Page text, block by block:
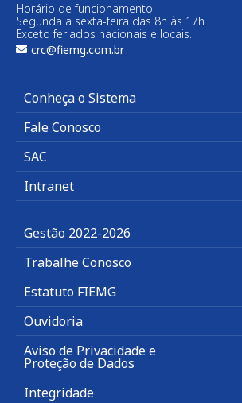
Horário de funcionamento:
Segunda a sexta-feira das 8h às 17h
Exceto feriados nacionais e locais.
crc@fiemg.com.br
Conheça o Sistema
Fale Conosco
SAC
Intranet
Gestão 2022-2026
Trabalhe Conosco
Estatuto FIEMG
Ouvidoria
Aviso de Privacidade e
Proteção de Dados
Integridade